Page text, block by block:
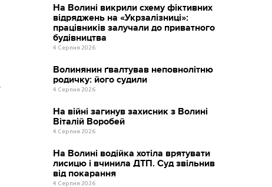
На Волині викрили схему фіктивних
відряджень на «Укрзалізниці»:
працівників залучали до приватного
будівництва
4 Серпня 2026
Волинянин ґвалтував неповнолітню
родичку: його судили
4 Серпня 2026
На війні загинув захисник з Волині
Віталій Воробей
4 Серпня 2026
На Волині водійка хотіла врятувати
лисицю і вчинила ДТП. Суд звільнив
від покарання
4 Серпня 2026